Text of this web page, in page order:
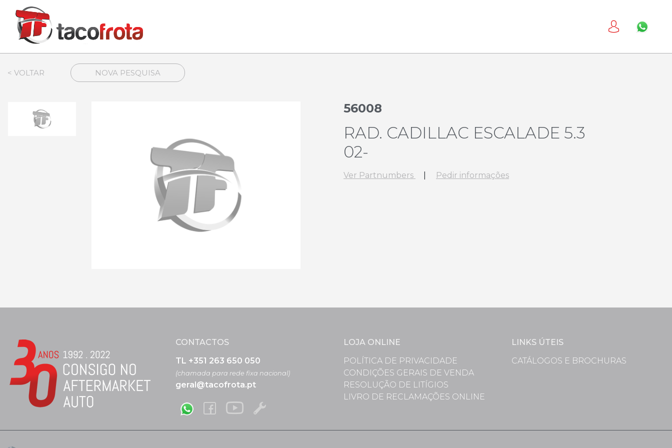
< VOLTAR NOVA PESQUISA
56008
RAD. CADILLAC ESCALADE 5.3
02-
Ver Partnumbers Pedir informações
CONTACTOS
TL +351 263 650 050
(chamada para rede fixa nacional)
geral@tacofrota.pt
LOJA ONLINE
POLÍTICA DE PRIVACIDADE
CONDIÇÕES GERAIS DE VENDA
RESOLUÇÃO DE LITÍGIOS
LIVRO DE RECLAMAÇÕES ONLINE
LINKS ÚTEIS
CATÁLOGOS E BROCHURAS